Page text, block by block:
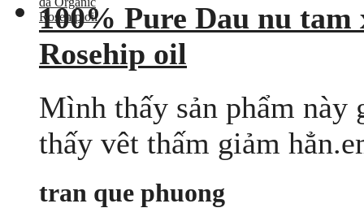
100% Pure Dau nu
Rosehip oil
Mình thấy sản phẩm này
thấy vêt thấm giảm
tran que phuong